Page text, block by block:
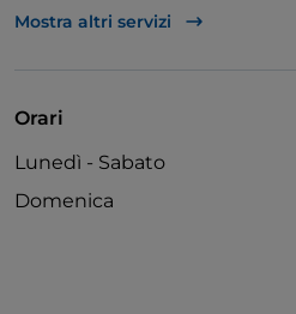
Asporto
Mostra altri servizi
Orari
Lunedì - Sabato
Domenica